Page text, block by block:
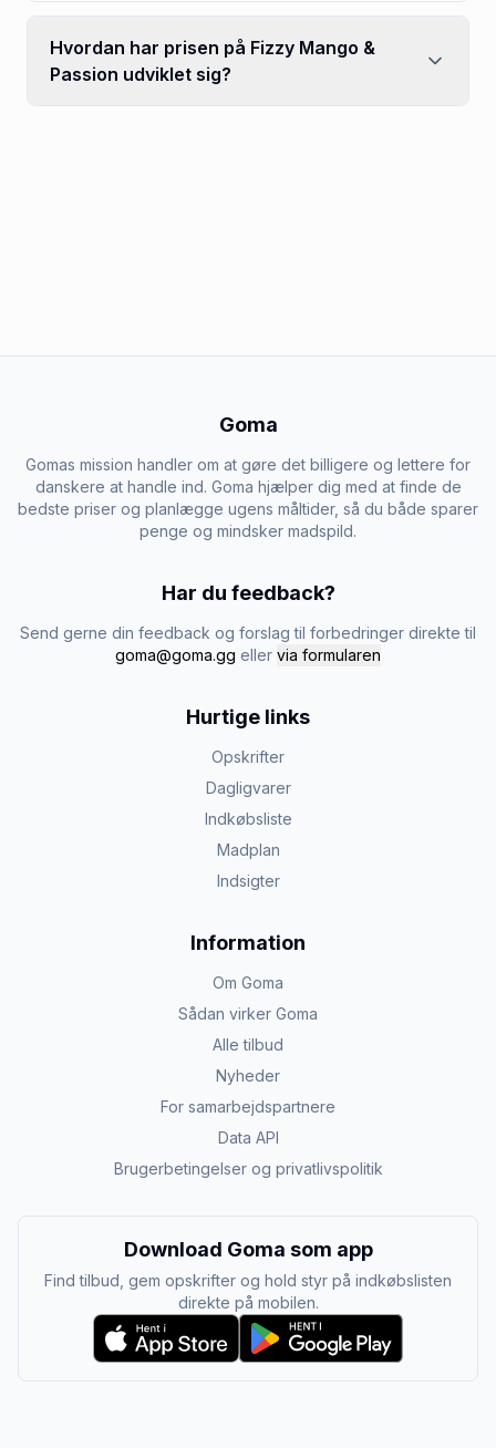
Hvordan har prisen på Fizzy Mango &
Passion udviklet sig?
Goma
Gomas mission handler om at gøre det billigere og lettere for
danskere at handle ind. Goma hjælper dig med at finde de
bedste priser og planlægge ugens måltider, så du både sparer
penge og mindsker madspild.
Har du feedback?
Send gerne din feedback og forslag til forbedringer direkte til
goma@goma.gg eller via formularen
Hurtige links
Opskrifter
Dagligvarer
Indkøbsliste
Madplan
Indsigter
Information
Om Goma
Sådan virker Goma
Alle tilbud
Nyheder
For samarbejdspartnere
Data API
Brugerbetingelser og privatlivspolitik
Download Goma som app
Find tilbud, gem opskrifter og hold styr på indkøbslisten
direkte på mobilen.